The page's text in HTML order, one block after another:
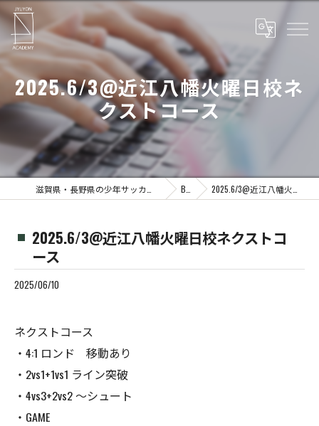
2025.6/3@近江八幡火曜日校ネ
クストコース
Blog 2025.6/3@近江八幡火曜日校ネクストコース
2025.6/3@近江八幡火曜日校ネクストコ
ース
2025/06/10
ネクストコース
・4:1 ロンド 移動あり
・2vs1+1vs1 ライン突破
・4vs3+2vs2 〜シュート
・GAME